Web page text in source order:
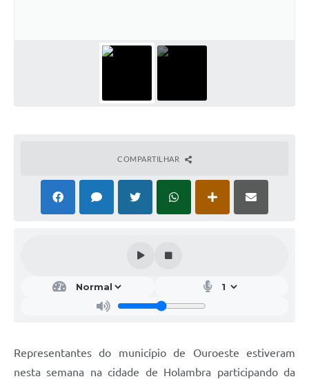
COMPARTILHAR
Representantes do município de Ouroeste estiveram
nesta semana na cidade de Holambra participando da